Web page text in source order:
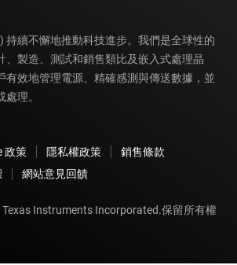
持續不懈地推動科技進步。我們是全球性的
、製造、測試和銷售類比及嵌入式處理晶
有效地管理電源、精確感測與傳送數據，並
理。
政策 隱私權政策
銷售條款
網站意見回饋
Texas Instruments Incorporated.保留所有權